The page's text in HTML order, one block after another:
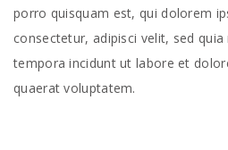
porro quisquam est, qui dolorem
consectetur, adipisci velit, sed
tempora incidunt ut labore et
quaerat voluptatem.